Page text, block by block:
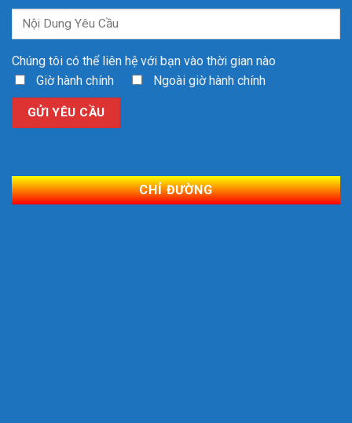
Chúng tôi có thể liên hệ với bạn vào thời gian nào
Giờ hành chính
Ngoài giờ hành chính
CHỈ ĐƯỜNG